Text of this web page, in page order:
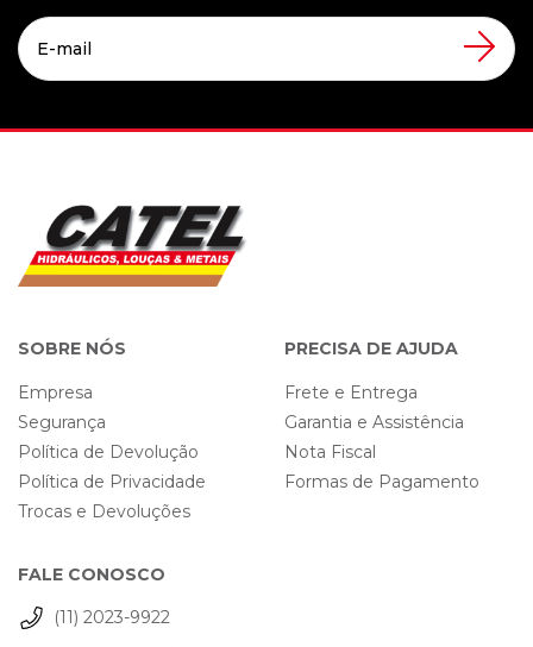
SOBRE NÓS
Empresa
Segurança
Política de Devolução
Política de Privacidade
Trocas e Devoluções
PRECISA DE AJUDA
Frete e Entrega
Garantia e Assistência
Nota Fiscal
Formas de Pagamento
FALE CONOSCO
(11) 2023-9922